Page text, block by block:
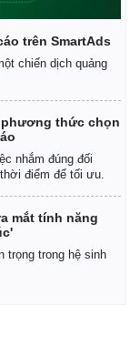
trên SmartAds
chiến dịch quảng
phương thức chọn
nhắm đúng đối
điểm để tối ưu.
mắt tính năng
trọng trong hệ sinh